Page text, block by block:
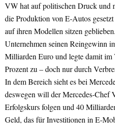
VW hat auf politischen Druck und
die Produktion von E-Autos
auf ihren Modellen sitzen
Unternehmen seinen Reingewinn
Milliarden Euro und legte damit
Prozent zu – doch nur durch
In dem Bereich sieht es bei
deswegen will der Mercedes-Chef
Erfolgskurs folgen und 40
Geld, das für Investitionen in E-